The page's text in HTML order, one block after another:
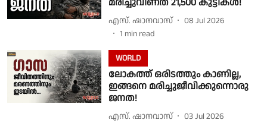
മരിച്ചുവീണത് 21,500 കുട്ടികള്‍!
എസ്. ഷാനവാസ്
08 Jul 2026
1 min read
WORLD
ലോകത്ത് ഒരിടത്തും കാണില്ല,
ഇങ്ങനെ മരിച്ചുജീവിക്കുന്നൊരു
ജനത!
എസ്. ഷാനവാസ്
03 Jul 2026